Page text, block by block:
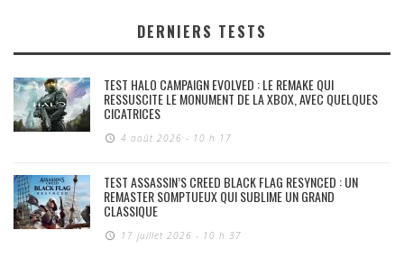
DERNIERS TESTS
TEST HALO CAMPAIGN EVOLVED : LE REMAKE QUI
RESSUSCITE LE MONUMENT DE LA XBOX, AVEC QUELQUES
CICATRICES
4 août 2026 - 10 h 17
TEST ASSASSIN’S CREED BLACK FLAG RESYNCED : UN
REMASTER SOMPTUEUX QUI SUBLIME UN GRAND
CLASSIQUE
17 juillet 2026 - 10 h 37